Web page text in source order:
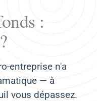
:
?
entreprise n'a
— à
vous dépassez.